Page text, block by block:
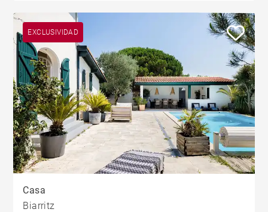
EXCLUSIVIDAD
Casa
Biarritz